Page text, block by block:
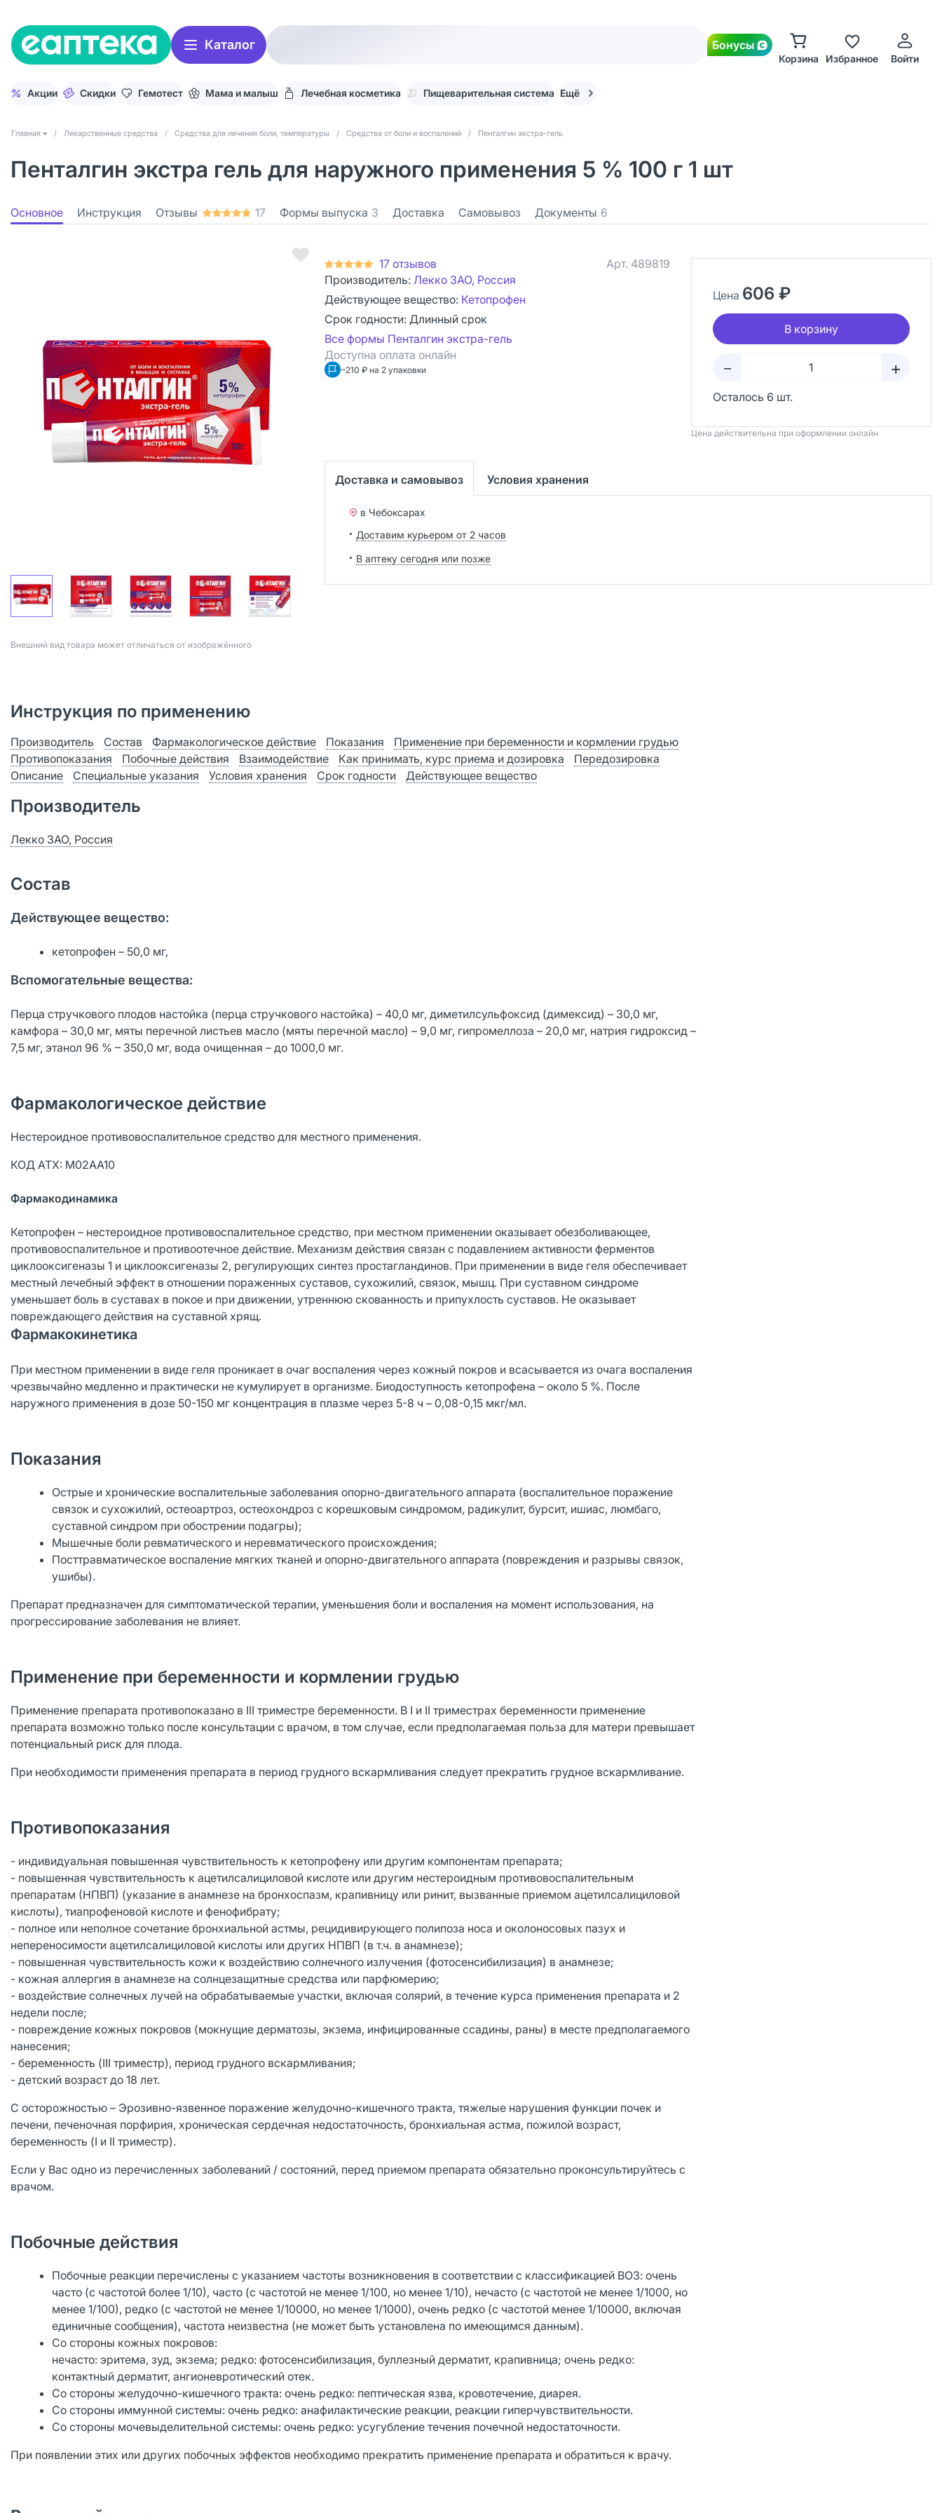
Каталог Бонусы
Корзина Избранное Войти
Акции Скидки Гемотест Мама и малыш Лечебная косметика Пищеварительная система Ещё
Главная / Лекарственные средства / Средства для лечения боли, температуры / Средства от боли и воспалений / Пенталгин экстра-гель
Пенталгин экстра гель для наружного применения 5 % 100 г 1 шт
Основное Инструкция Отзывы 17 Формы выпуска 3 Доставка Самовывоз Документы 6
Bнешний вид товара может отличаться от изображённого
17 отзывов Арт. 489819
Производитель: Лекко ЗАО, Россия
Действующее вещество: Кетопрофен
Срок годности: Длинный срок
Все формы Пенталгин экстра-гель
Доступна оплата онлайн
–210 ₽ на 2 упаковки
Цена 606 ₽
В корзину
– +
Осталось 6 шт.
Цена действительна при оформлении онлайн
Доставка и самовывоз Условия хранения
в Чебоксарах
Доставим курьером от 2 часов
В аптеку сегодня или позже
Инструкция по применению
Производитель Состав Фармакологическое действие Показания
Применение при беременности и кормлении грудью
Противопоказания
Побочные действия Взаимодействие Как принимать, курс приема и дозировка
Передозировка
Описание
Специальные указания Условия хранения Срок годности Действующее вещество
Производитель
Лекко ЗАО, Россия
Состав
Действующее вещество:
кетопрофен – 50,0 мг,
Вспомогательные вещества:
Перца стручкового плодов настойка (перца стручкового настойка) – 40,0 мг, диметилсульфоксид (димексид) – 30,0 мг,
камфора – 30,0 мг, мяты перечной листьев масло (мяты перечной масло) – 9,0 мг, гипромеллоза – 20,0 мг, натрия гидроксид –
7,5 мг, этанол 96 % – 350,0 мг, вода очищенная – до 1000,0 мг.
Фармакологическое действие
Нестероидное противовоспалительное средство для местного применения.
КОД АТХ: М02АА10
Фармакодинамика
Кетопрофен – нестероидное противовоспалительное средство, при местном применении оказывает обезболивающее,
противовоспалительное и противоотечное действие. Механизм действия связан с подавлением активности ферментов
циклооксигеназы 1 и циклооксигеназы 2, регулирующих синтез простагландинов. При применении в виде геля обеспечивает
местный лечебный эффект в отношении пораженных суставов, сухожилий, связок, мышц. При суставном синдроме
уменьшает боль в суставах в покое и при движении, утреннюю скованность и припухлость суставов. Не оказывает
повреждающего действия на суставной хрящ.
Фармакокинетика
При местном применении в виде геля проникает в очаг воспаления через кожный покров и всасывается из очага воспаления
чрезвычайно медленно и практически не кумулирует в организме. Биодоступность кетопрофена – около 5 %. После
наружного применения в дозе 50-150 мг концентрация в плазме через 5-8 ч – 0,08-0,15 мкг/мл.
Показания
Острые и хронические воспалительные заболевания опорно-двигательного аппарата (воспалительное поражение
связок и сухожилий, остеоартроз, остеохондроз с корешковым синдромом, радикулит, бурсит, ишиас, люмбаго,
суставной синдром при обострении подагры);
Мышечные боли ревматического и неревматического происхождения;
Посттравматическое воспаление мягких тканей и опорно-двигательного аппарата (повреждения и разрывы связок,
ушибы).
Препарат предназначен для симптоматической терапии, уменьшения боли и воспаления на момент использования, на
прогрессирование заболевания не влияет.
Применение при беременности и кормлении грудью
Применение препарата противопоказано в III триместре беременности. В I и II триместрах беременности применение
препарата возможно только после консультации с врачом, в том случае, если предполагаемая польза для матери превышает
потенциальный риск для плода.
При необходимости применения препарата в период грудного вскармливания следует прекратить грудное вскармливание.
Противопоказания
- индивидуальная повышенная чувствительность к кетопрофену или другим компонентам препарата;
- повышенная чувствительность к ацетилсалициловой кислоте или другим нестероидным противовоспалительным
препаратам (НПВП) (указание в анамнезе на бронхоспазм, крапивницу или ринит, вызванные приемом ацетилсалициловой
кислоты), тиапрофеновой кислоте и фенофибрату;
- полное или неполное сочетание бронхиальной астмы, рецидивирующего полипоза носа и околоносовых пазух и
непереносимости ацетилсалициловой кислоты или других НПВП (в т.ч. в анамнезе);
- повышенная чувствительность кожи к воздействию солнечного излучения (фотосенсибилизация) в анамнезе;
- кожная аллергия в анамнезе на солнцезащитные средства или парфюмерию;
- воздействие солнечных лучей на обрабатываемые участки, включая солярий, в течение курса применения препарата и 2
недели после;
- повреждение кожных покровов (мокнущие дерматозы, экзема, инфицированные ссадины, раны) в месте предполагаемого
нанесения;
- беременность (III триместр), период грудного вскармливания;
- детский возраст до 18 лет.
С осторожностью – Эрозивно-язвенное поражение желудочно-кишечного тракта, тяжелые нарушения функции почек и
печени, печеночная порфирия, хроническая сердечная недостаточность, бронхиальная астма, пожилой возраст,
беременность (I и II триместр).
Если у Вас одно из перечисленных заболеваний / состояний, перед приемом препарата обязательно проконсультируйтесь с
врачом.
Побочные действия
Побочные реакции перечислены с указанием частоты возникновения в соответствии с классификацией ВОЗ: очень
часто (с частотой более 1/10), часто (с частотой не менее 1/100, но менее 1/10), нечасто (с частотой не менее 1/1000, но
менее 1/100), редко (с частотой не менее 1/10000, но менее 1/1000), очень редко (с частотой менее 1/10000, включая
единичные сообщения), частота неизвестна (не может быть установлена по имеющимся данным).
Со стороны кожных покровов:
нечасто: эритема, зуд, экзема; редко: фотосенсибилизация, буллезный дерматит, крапивница; очень редко:
контактный дерматит, ангионевротический отек.
Со стороны желудочно-кишечного тракта: очень редко: пептическая язва, кровотечение, диарея.
Со стороны иммунной системы: очень редко: анафилактические реакции, реакции гиперчувствительности.
Со стороны мочевыделительной системы: очень редко: усугубление течения почечной недостаточности.
При появлении этих или других побочных эффектов необходимо прекратить применение препарата и обратиться к врачу.